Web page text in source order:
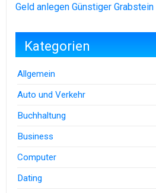
Geld anlegen Günstiger Grabstein
Kategorien
Allgemein
Auto und Verkehr
Buchhaltung
Business
Computer
Dating